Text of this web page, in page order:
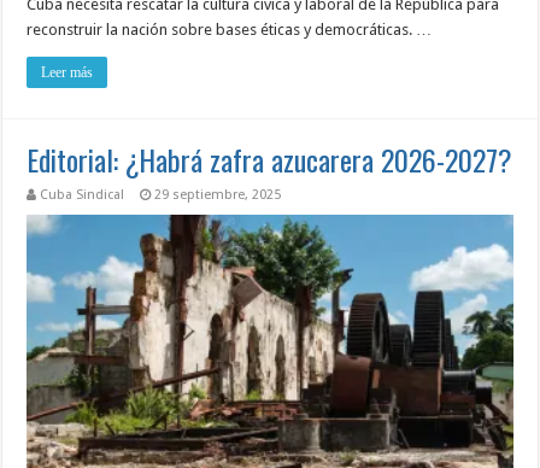
Cuba necesita rescatar la cultura cívica y laboral de la República para
reconstruir la nación sobre bases éticas y democráticas. …
Leer más
Editorial: ¿Habrá zafra azucarera 2026-2027?
Cuba Sindical 29 septiembre, 2025